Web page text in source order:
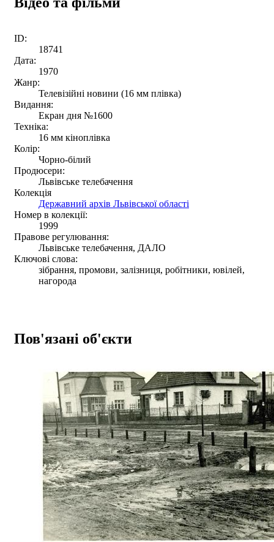
ID:
18741
Дата:
1970
Жанр:
Телевізійні новини (16 мм плівка)
Видання:
Екран дня №1600
Техніка:
16 мм кіноплівка
Колір:
Чорно-білий
Продюсери:
Львівське телебачення
Колекція
Державний архів Львівської області
Номер в колекції:
1999
Правове регулювання:
Львівське телебачення, ДАЛО
Ключові слова:
зібрання, промови, залізниця, робітники, ювілей,
нагорода
Пов'язані об'єкти